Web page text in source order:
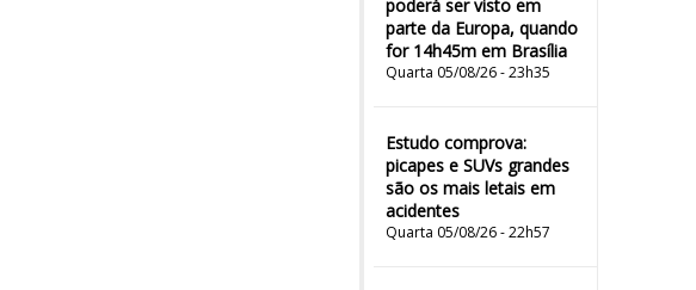
poderá ser visto em
parte da Europa, quando
for 14h45m em Brasília
Quarta 05/08/26 - 23h35
Estudo comprova:
picapes e SUVs grandes
são os mais letais em
acidentes
Quarta 05/08/26 - 22h57